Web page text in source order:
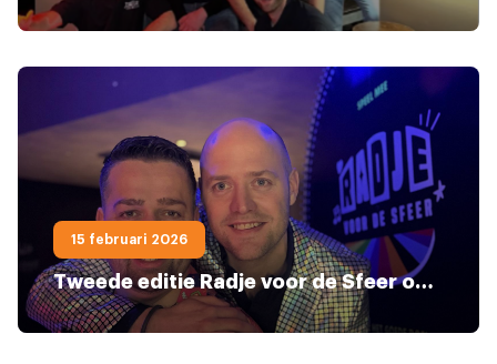
15 februari 2026
Tweede editie Radje voor de Sfeer opnieuw een groot succes